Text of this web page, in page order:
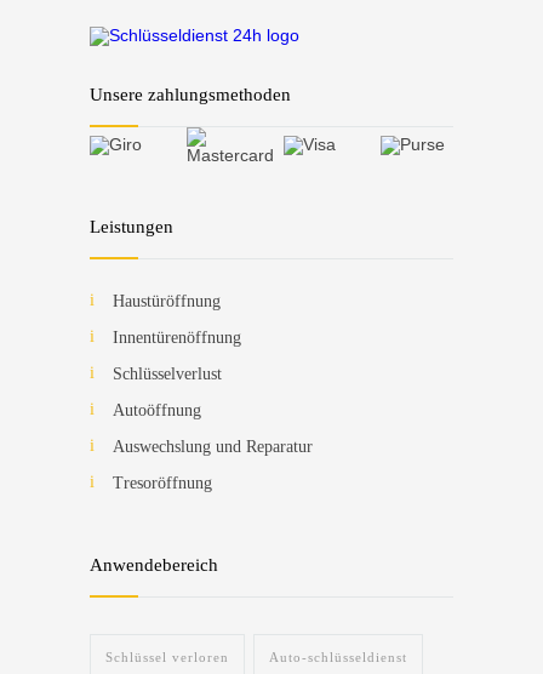
Unsere zahlungsmethoden
Leistungen
Haustüröffnung
Innentürenöffnung
Schlüsselverlust
Autoöffnung
Auswechslung und Reparatur
Tresoröffnung
Anwendebereich
Schlüssel verloren Auto-schlüsseldienst